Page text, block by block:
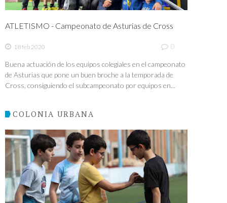
ATLETISMO - Campeonato de Asturias de Cross
18 feb 2020 0
Buena actuación de los equipos colegiales en el campeonato
de Asturias que pone un buen broche a la temporada de
Cross, consiguiendo el subcampeonato por equipos en...
COLONIA URBANA